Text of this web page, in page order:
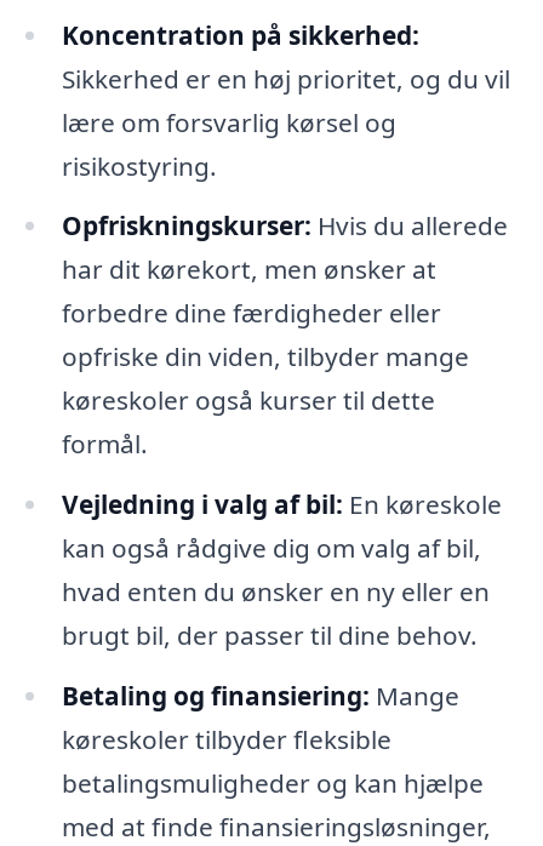
Koncentration på sikkerhed:
Sikkerhed er en høj prioritet, og du vil
lære om forsvarlig kørsel og
risikostyring.
Opfriskningskurser: Hvis du allerede
har dit kørekort, men ønsker at
forbedre dine færdigheder eller
opfriske din viden, tilbyder mange
køreskoler også kurser til dette
formål.
Vejledning i valg af bil: En køreskole
kan også rådgive dig om valg af bil,
hvad enten du ønsker en ny eller en
brugt bil, der passer til dine behov.
Betaling og finansiering: Mange
køreskoler tilbyder fleksible
betalingsmuligheder og kan hjælpe
med at finde finansieringsløsninger,